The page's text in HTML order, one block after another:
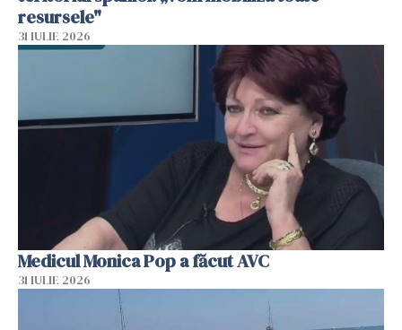
resursele"
31 IULIE 2026
Medicul Monica Pop a făcut AVC
31 IULIE 2026